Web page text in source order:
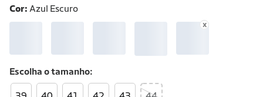
Cor: Azul Escuro
Escolha otamanho